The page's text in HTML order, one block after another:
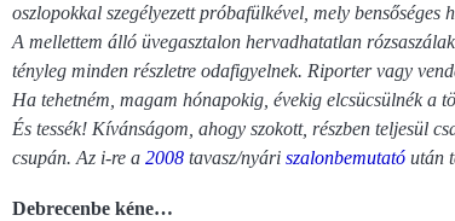
oszlopokkal szegélyezett próbafülkével, mely
A mellettem álló üvegasztalon hervadhatatlan
tényleg minden részletre odafigyelnek. Riporter vagy
Ha tehetném, magam hónapokig, évekig elcsücsülnék a
És tessék! Kívánságom, ahogy szokott, részben teljesül
csupán. Az i-re a 2008 tavasz/nyári szalonbemutató után
Debrecenbe kéne…